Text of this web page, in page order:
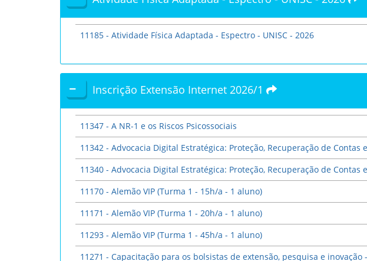
11185 - Atividade Física Adaptada - Espectro - UNISC - 2026
Inscrição Extensão Internet 2026/1
11347 - A NR-1 e os Riscos Psicossociais
11342 - Advocacia Digital Estratégica: Proteção, Recuperação de
11340 - Advocacia Digital Estratégica: Proteção, Recuperação de
11170 - Alemão VIP (Turma 1 - 15h/a - 1 aluno)
11171 - Alemão VIP (Turma 1 - 20h/a - 1 aluno)
11293 - Alemão VIP (Turma 1 - 45h/a - 1 aluno)
11271 - Capacitação para os bolsistas de extensão, pesquisa e inovação